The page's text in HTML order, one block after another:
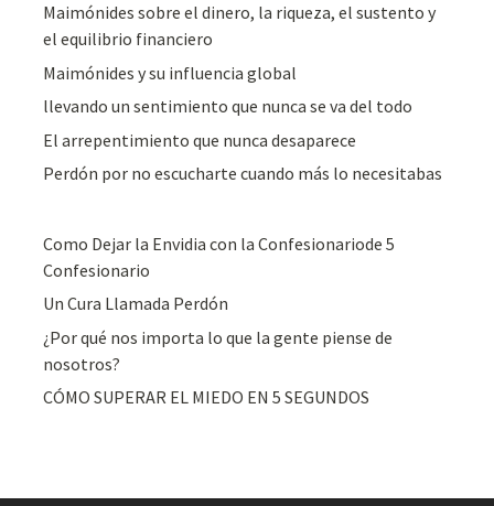
Maimónides sobre el dinero, la riqueza, el sustento y
el equilibrio financiero
Maimónides y su influencia global
llevando un sentimiento que nunca se va del todo
El arrepentimiento que nunca desaparece
Perdón por no escucharte cuando más lo necesitabas
Como Dejar la Envidia con la Confesionariode 5
Confesionario
Un Cura Llamada Perdón
¿Por qué nos importa lo que la gente piense de
nosotros?
CÓMO SUPERAR EL MIEDO EN 5 SEGUNDOS